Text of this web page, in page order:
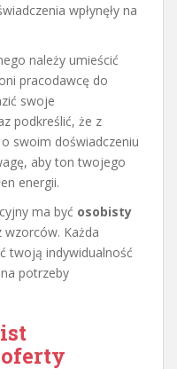
wpłynęły na
należy umieścić
pracodawcę do
swoje
podkreślić, że z
swoim doświadczeniu
aby ton twojego
energii.
ma być osobisty
wzorców. Każda
twoją indywidualność
potrzeby